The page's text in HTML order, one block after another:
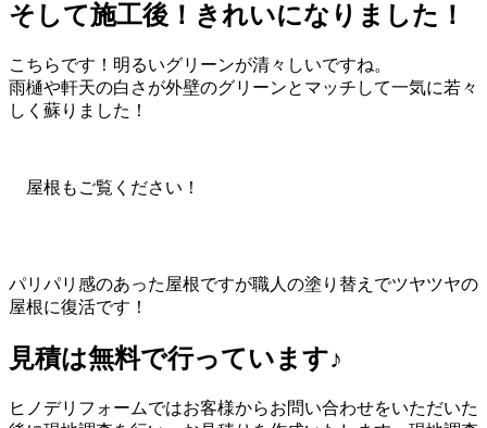
そして施工後！きれいになりました！
こちらです！明るいグリーンが清々しいですね。
雨樋や軒天の白さが外壁のグリーンとマッチして一気に若々
しく蘇りました！
屋根もご覧ください！
パリパリ感のあった屋根ですが職人の塗り替えでツヤツヤの
屋根に復活です！
見積は無料で行っています♪
ヒノデリフォームではお客様からお問い合わせをいただいた